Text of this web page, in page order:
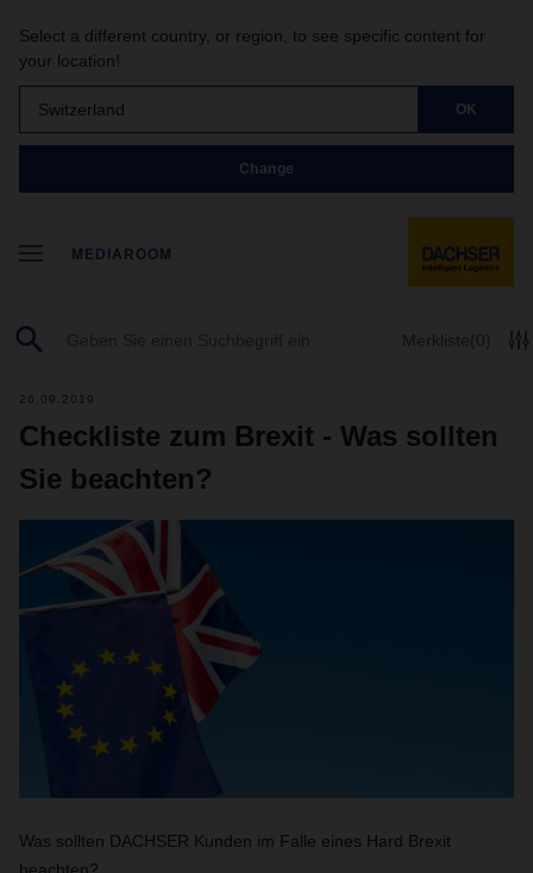
Select a different country, or region, to see specific content for
your location!
Switzerland OK
Change
MEDIAROOM
Merkliste(0)
26.09.2019
Checkliste zum Brexit - Was sollten
Sie beachten?
Was sollten DACHSER Kunden im Falle eines Hard Brexit